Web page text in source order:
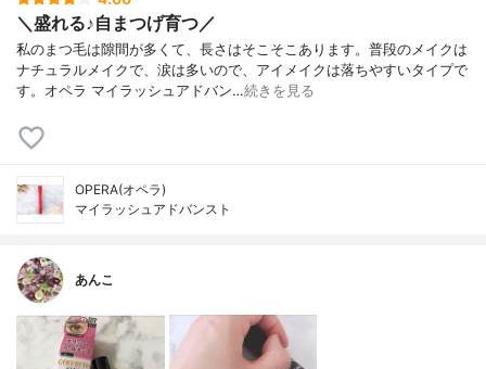
＼盛れる♪自まつげ育つ／
私のまつ毛は隙間が多くて、長さはそこそこあります。普段のメイクは
ナチュラルメイクで、涙は多いので、アイメイクは落ちやすいタイプで
す。オペラ マイラッシュアドバン…続きを見る
OPERA(オペラ)
マイラッシュアドバンスト
あんこ